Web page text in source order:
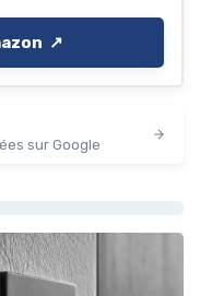
↗️
sur Google